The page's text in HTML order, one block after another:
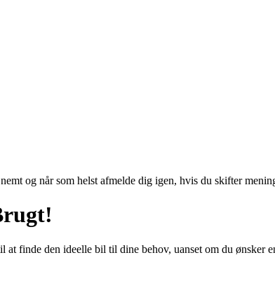
og når som helst afmelde dig igen, hvis du skifter
finde den ideelle bil til dine behov, uanset om du ønsker